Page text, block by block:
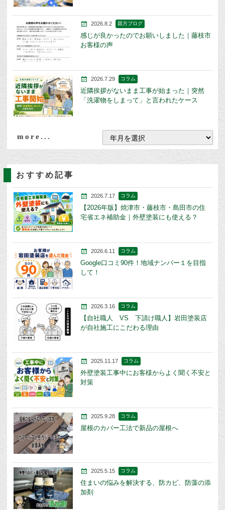
2026.8.2 親方ブログ
感じが良かったのでお願いしました｜藤枝市
お客様の声
2026.7.29 コラム
近隣挨拶がないまま工事が始まった｜突然
「洗濯物をしまって」と言われたケース
more...
おすすめ記事
2026.7.17 コラム
【2026年版】焼津市・藤枝市・島田市の住
宅省エネ補助金｜外壁塗装にも使える？
2026.6.11 コラム
Google口コミ90件！地域ナンバー１を目指
して！
2026.3.16 コラム
【自社職人 VS 下請け職人】岩田塗装店
が自社施工にこだわる理由
2025.11.17 コラム
外壁塗装工事中にお客様からよく聞く不安と
対策
2025.9.28 コラム
屋根のカバー工法で新品の屋根へ
2025.5.15 コラム
住まいの悩みを解決する、防カビ、防藻の添
加剤